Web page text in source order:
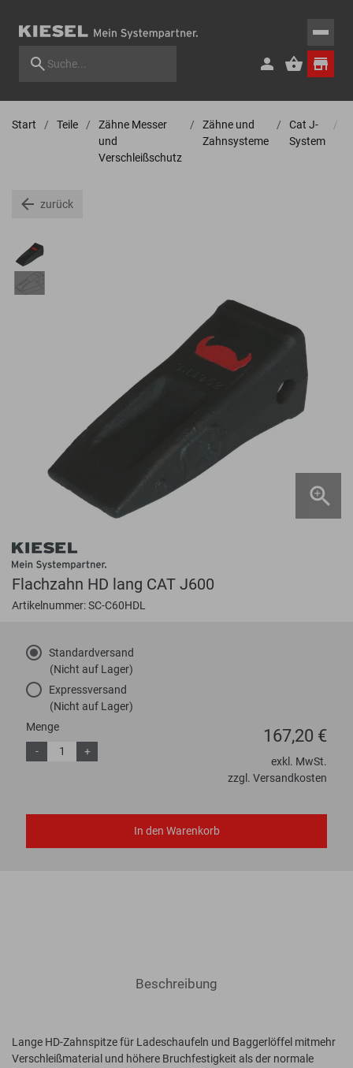
Start Teile
Zähne Messer
und
Verschleißschutz
Zähne und
Zahnsysteme
Cat J-
System
zurück
Flachzahn HD lang CAT J600
Artikelnummer: SC-C60HDL
Standardversand
(Nicht auf Lager)
Expressversand
(Nicht auf Lager)
167,20 €
exkl. MwSt.
zzgl. Versandkosten
Menge
-
+
In den Warenkorb
Beschreibung
Lange HD-Zahnspitze für Ladeschaufeln und Baggerlöffel mitmehr
Verschleißmaterial und höhere Bruchfestigkeit als der normale